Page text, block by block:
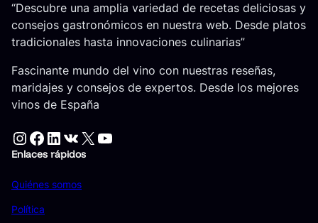
“Descubre una amplia variedad de recetas deliciosas y
consejos gastronómicos en nuestra web. Desde platos
tradicionales hasta innovaciones culinarias”
Fascinante mundo del vino con nuestras reseñas,
maridajes y consejos de expertos. Desde los mejores
vinos de España
Instagram Facebook LinkedIn VK X YouTube
Enlaces rápidos
Quiénes somos
Política